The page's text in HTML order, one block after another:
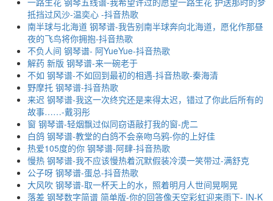
抵挡过风沙-温奕心 -抖音热歌
南半球与北海道 钢琴谱-我告别南半球奔向北海道，愿化作那昼
夜的飞鸟将你拥抱-抖音热歌
不负人间 钢琴谱- 阿YueYue-抖音热歌
解药 新版 钢琴谱-来一碗老于
不如 钢琴谱-不如回到最初的相遇-抖音热歌-秦海清
野摩托 钢琴谱-抖音热歌
来迟 钢琴谱-我这一次终究还是来得太迟，错过了你此后所有的
故事……-戴羽彤
窗 钢琴谱-轻烟飘过似同窃语敲打我的窗-虎二
白鸽 钢琴谱-教堂的白鸽不会亲吻乌鸦-你的上好佳
热爱105度的你 钢琴谱-阿肆-抖音热歌
慢热 钢琴谱-我不应该慢热着沉默假装冷漠一笑带过-满舒克
公子呀 钢琴谱-蛋总-抖音热歌
大风吹 钢琴谱-取一杯天上的水，照着明月人世间晃啊晃
落差 钢琴数字简谱 简单版-你的回答像天空彩虹迎来雨下- IN-K